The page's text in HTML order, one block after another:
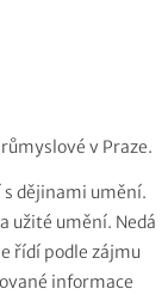
v Praze.
s dějinami umění.
užité umění. Nedá
řídí podle zájmu
informace